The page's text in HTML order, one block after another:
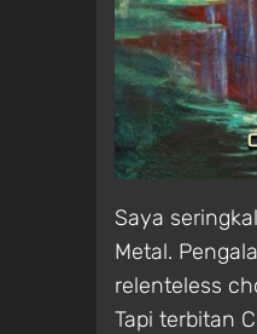
Saya
Metal.
relenteless
Tapi terbitan